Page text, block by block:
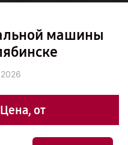
машины
Цена, от